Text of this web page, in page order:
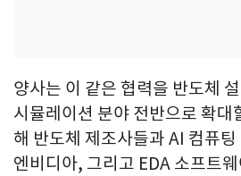
양사는 이 같은 협력을 반도체
시뮬레이션 분야 전반으로 확대
해 반도체 제조사들과 AI 컴퓨
엔비디아, 그리고 EDA 소프트